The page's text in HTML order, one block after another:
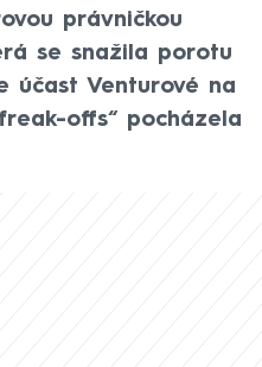
právničkou
se snažila porotu
účast Venturové na
offs“ pocházela